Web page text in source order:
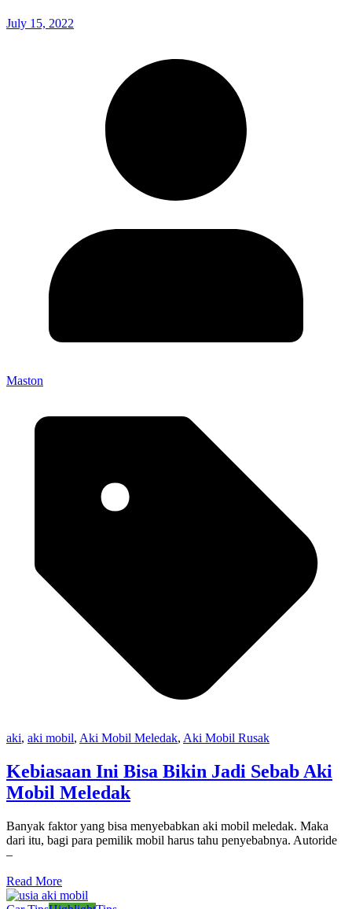
July 15, 2022
Maston
aki, aki mobil, Aki Mobil Meledak, Aki Mobil Rusak
Kebiasaan Ini Bisa Bikin Jadi Sebab Aki
Mobil Meledak
Banyak faktor yang bisa menyebabkan aki mobil meledak. Maka
dari itu, bagi para pemilik mobil harus tahu penyebabnya. Autoride
–
Read More